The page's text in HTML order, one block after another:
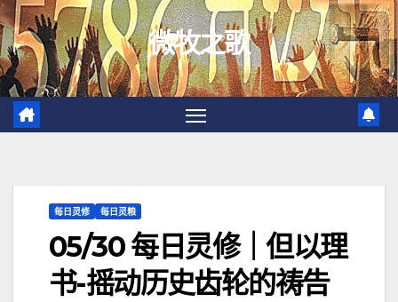
跳
至
内
容
微牧之歌
每日灵修 每日灵粮
05/30 每日灵修｜但以理
书-摇动历史齿轮的祷告